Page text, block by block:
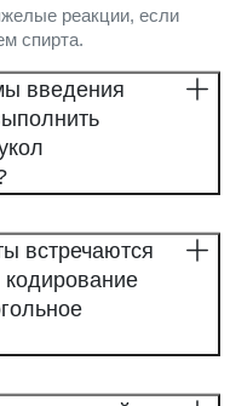
реакции, если
спирта.
введения
встречаются
кодирование